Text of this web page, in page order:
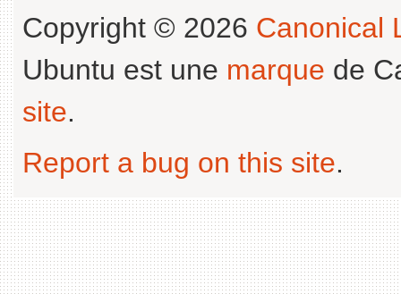
Copyright © 2026 Canonical
Ubuntu est une marque de
site.
Report a bug on this site.